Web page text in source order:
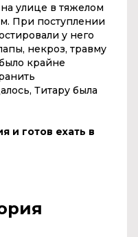
улице в тяжелом
При поступлении
у него
некроз, травму
крайне
Титару была
и готов ехать в